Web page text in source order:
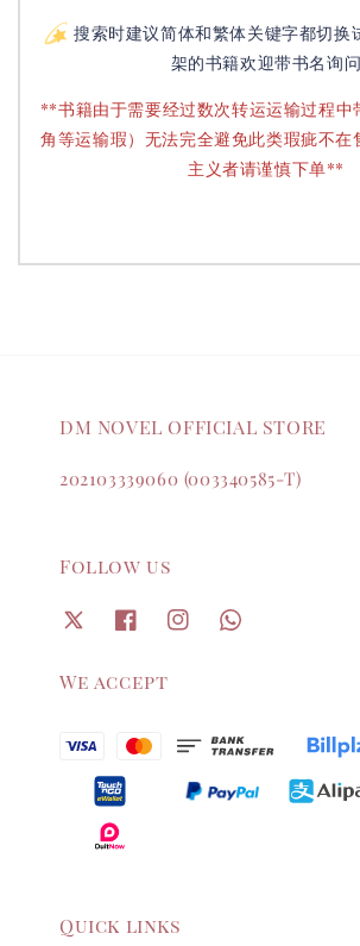
搜索时建议简体和繁体关键字都切换
架的书籍欢迎带书名询问
**书籍由于需要经过数次转运运输过程中
角等运输瑕）无法完全避免此类瑕疵不在
主义者请谨慎下单**
DM NOVEL OFFICIAL STORE
202103339060 (003340585-T)
Follow us
We accept
Quick links